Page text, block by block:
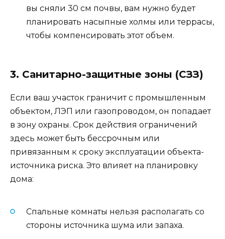
вы сняли 30 см почвы, вам нужно будет
планировать насыпные холмы или террасы,
чтобы компенсировать этот объем.
3. Санитарно-защитные зоны (СЗЗ)
Если ваш участок граничит с промышленным
объектом, ЛЭП или газопроводом, он попадает
в зону охраны. Срок действия ограничений
здесь может быть бессрочным или
привязанным к сроку эксплуатации объекта-
источника риска. Это влияет на планировку
дома:
Спальные комнаты нельзя располагать со
стороны источника шума или запаха.